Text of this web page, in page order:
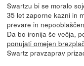
Swartzu bi se moralo
35 let zaporne kazni in
prevare in
Da bo ironija še večja,
ponujati omejen
Swartz pravzaprav